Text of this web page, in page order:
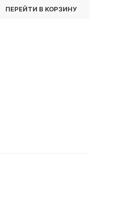
ПЕРЕЙТИ В КОРЗИНУ